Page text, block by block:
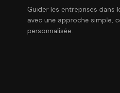
Guider les entreprises dans
avec une approche simple,
personnalisée.